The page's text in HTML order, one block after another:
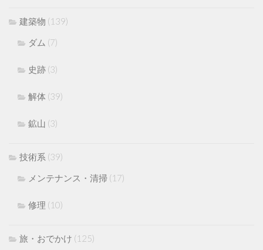
建築物 (139)
ダム (7)
史跡 (3)
解体 (39)
鉱山 (3)
技術系 (39)
メンテナンス・清掃 (17)
修理 (10)
旅・おでかけ (125)